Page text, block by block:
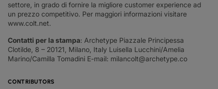
CONTRIBUTORS
settore, in grado di fornire la migliore customer experience ad
un prezzo competitivo. Per maggiori informazioni visitare
www.colt.net.
Contatti per la stampa: Archetype Piazzale Principessa
Clotilde, 8 – 20121, Milano, Italy Luisella Lucchini/Amelia
Marino/Camilla Tomadini E-mail: milancolt@archetype.co